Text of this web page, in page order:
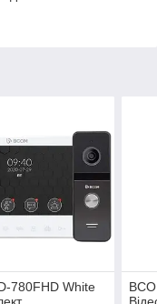
780FHD White